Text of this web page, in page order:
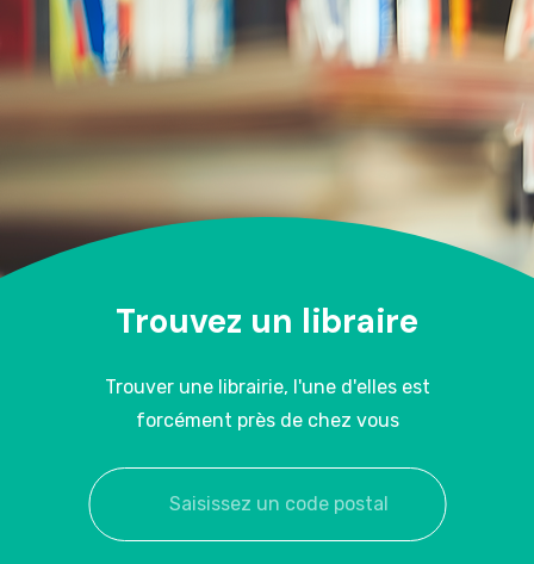
Trouvez un libraire
Trouver une librairie, l'une d'elles est
forcément près de chez vous